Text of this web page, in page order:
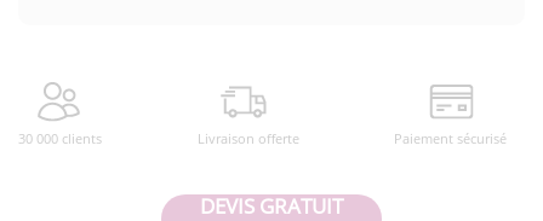
30 000 clients Livraison offerte Paiement sécurisé
DEVIS GRATUIT